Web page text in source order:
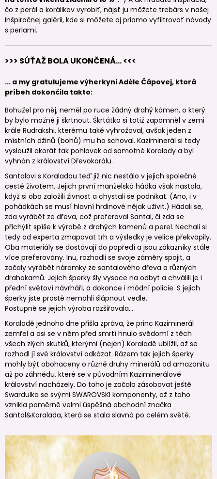
čo z perál a korálikov vyrobiť, nájsť ju môžete trebárs v našej
Inšpiračnej galérii, kde si môžete aj priamo vyfiltrovať návody
s perlami.
>>> SÚŤAŽ BOLA UKONČENÁ... <<<
... a my gratulujeme výherkyni Adéle Čápovej, ktorá
príbeh dokončila takto:
Bohužel pro něj, neměl po ruce žádný drahý kámen, o který
by bylo možné ji škrtnout. Škrtátko si totiž zapomněl v zemi
krále Rudrakshi, kterému také vyhrožoval, avšak jeden z
místních džinů (bohů) mu ho schoval. Kaziminerál si tedy
vysloužil akorát tak pohlavek od samotné Koralady a byl
vyhnán z království Dřevokorálu.
Santalovi s Koraladou teď již nic nestálo v jejich společné
cestě životem. Jejich první manželská hádka však nastala,
když si oba založili živnost a chystali se podnikat. (Ano, i v
pohádkách se musí hlavní hrdinové nějak uživit.) Hádali se,
zda vyrábět ze dřeva, což preferoval Santal, či zda se
přichýlit spíše k výrobě z drahých kamenů a perel. Nechali si
tedy od experta zmapovat trh a výsledky je velice překvapily.
Oba materiály se dostávají do popředí a jsou zákazníky stále
více preferovány. Inu, rozhodli se svoje záměry spojit, a
začaly vyrábět náramky ze santalového dřeva a různých
drahokamů. Jejich šperky šly vysoce na odbyt a chválili je i
přední světoví návrháři, a dokonce i módní policie. S jejich
šperky jste prostě nemohli šlápnout vedle.
Postupně se jejich výroba rozšiřovala…
Koraladě jednoho dne přišla zpráva, že princ Kaziminerál
zemřel a asi se v něm před smrtí hnulo svědomí z těch
všech zlých skutků, kterými (nejen) Koraladě ublížil, až se
rozhodl jí své království odkázat. Rázem tak jejich šperky
mohly být obohaceny o různé druhy minerálů od amazonitu
až po záhnědu, které se v původním Kaziminerálově
království nacházely. Do toho je začala zásobovat ještě
Swardulka se svými SWAROVSKI komponenty, až z toho
vznikla poměrně velmi úspěšná obchodní značka
Santal&Koralada, která se stala slavná po celém světě.